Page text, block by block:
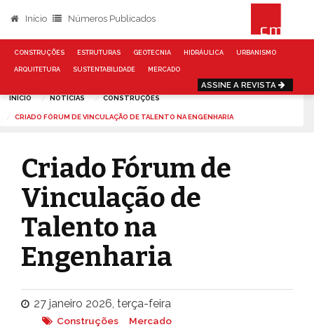
Início Números Publicados
CONSTRUÇÕES ESTRUTURAS GEOTECNIA HIDRÁULICA URBANISMO
ARQUITETURA SUSTENTABILIDADE MERCADO
ASSINE A REVISTA
INÍCIO NOTÍCIAS CONSTRUÇÕES
CRIADO FÓRUM DE VINCULAÇÃO DE TALENTO NA ENGENHARIA
Criado Fórum de
Vinculação de
Talento na
Engenharia
27 janeiro 2026, terça-feira
Construções Mercado